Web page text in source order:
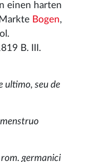
einen harten
Bogen,
B. III.
ultimo, seu de
germanici